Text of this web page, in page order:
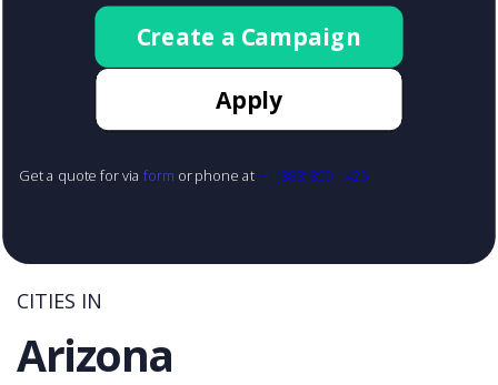
Create a Campaign
Apply
Get a quote for via form or phone at+1 (888) 855-1425
CITIES IN
Arizona